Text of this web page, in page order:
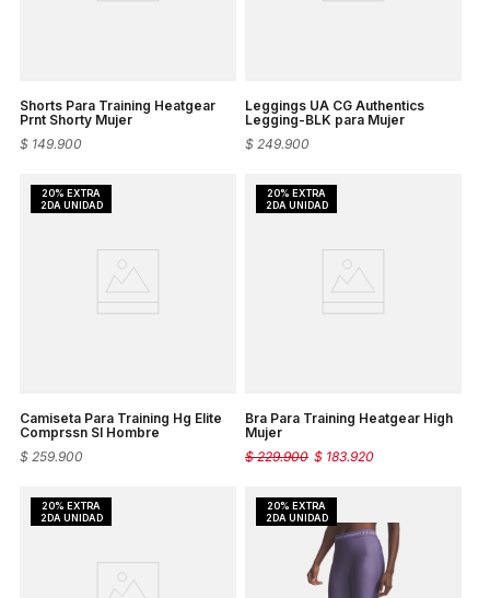
Shorts Para Training Heatgear
Prnt Shorty Mujer
$ 149.900
Leggings UA CG Authentics
Legging-BLK para Mujer
$ 249.900
Camiseta Para Training Hg Elite
Comprssn Sl Hombre
$ 259.900
Bra Para Training Heatgear High
Mujer
$ 183.920
$ 229.900